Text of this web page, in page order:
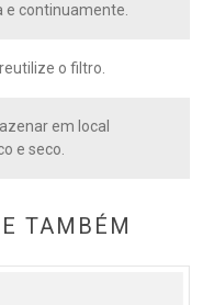
e continuamente.
o filtro.
em local
e seco.
TAMBÉM